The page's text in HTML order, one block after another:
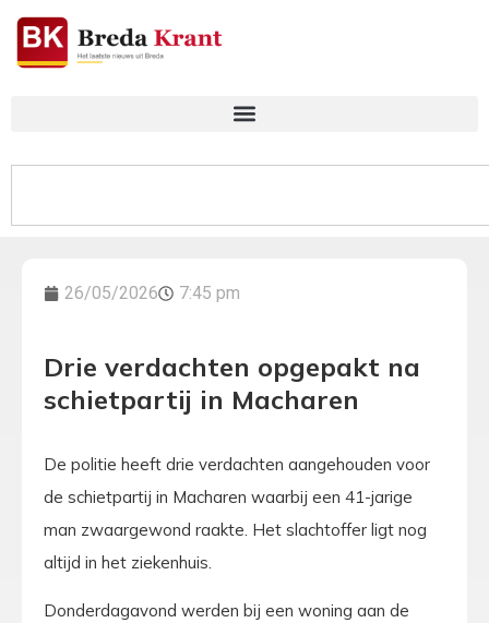
26/05/2026 7:45 pm
Drie verdachten opgepakt na
schietpartij in Macharen
De politie heeft drie verdachten aangehouden voor
de schietpartij in Macharen waarbij een 41-jarige
man zwaargewond raakte. Het slachtoffer ligt nog
altijd in het ziekenhuis.
Donderdagavond werden bij een woning aan de